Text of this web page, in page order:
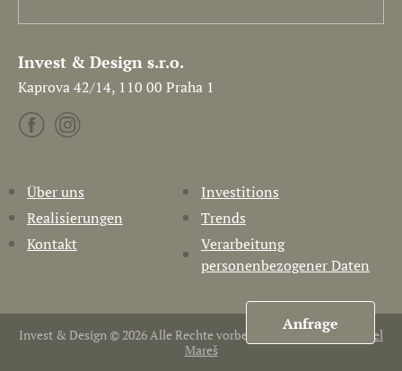
Invest & Design s.r.o.
Kaprova 42/14, 110 00 Praha 1
Über uns
Investitions
Realisierungen
Trends
Kontakt
Verarbeitung
personenbezogener Daten
Invest & Design © 2026 Alle Rechte vorbehalten. Erstellt von
Pavel
Mareš
Anfrage